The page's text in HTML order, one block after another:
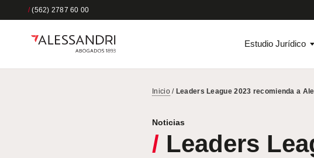
/(562) 2787 60 00
Estudio Jurídico
Inicio/ Leaders League 2023 recomienda a
Noticias
/ Leaders